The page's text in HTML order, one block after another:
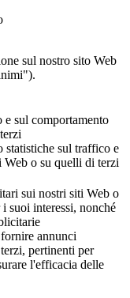
sul nostro sito Web
sul comportamento
statistiche sul traffico e
Web o su quelli di terzi
sui nostri siti Web o
suoi interessi, nonché
annunci
pertinenti per
l'efficacia delle